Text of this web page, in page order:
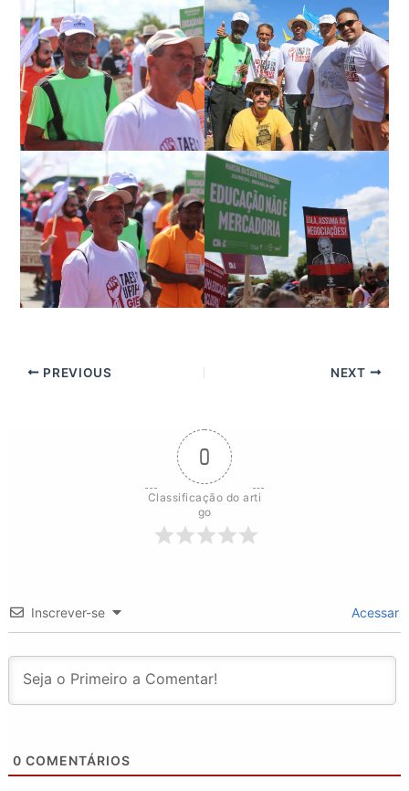
PREVIOUS NEXT
0
Classificação do arti
go
Inscrever-se Acessar
0 COMENTÁRIOS